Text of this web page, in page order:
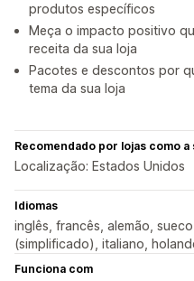
produtos específicos
Meça o impacto positivo
receita da sua loja
Pacotes e descontos por
tema da sua loja
Recomendado por lojas como a
Localização: Estados Unidos
Idiomas
inglês, francês, alemão,
(simplificado), italiano,
Funciona com